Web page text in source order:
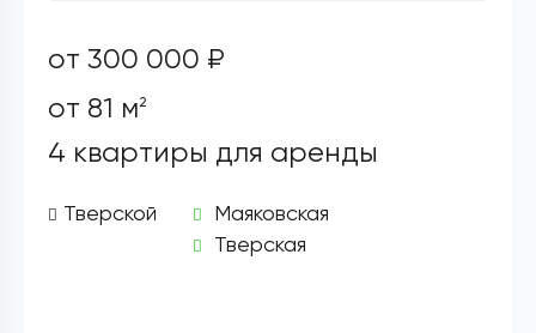
от 300 000 ₽
от 81 м2
4 квартиры для аренды
Тверской
Маяковская
Тверская